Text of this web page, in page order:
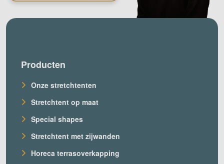
Producten
Onze stretchtenten
Stretchtent op maat
Special shapes
Stretchtent met zijwanden
Horeca terrasoverkapping